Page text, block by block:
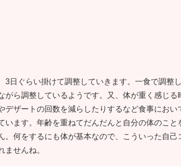
3日ぐらい掛けて調整していきます。一食で調整
がら調整しているようです。又、体が重く感じ
デザートの回数を減らしたりするなど食事におい
います。年齢を重ねてだんだんと自分の体のこ
。何をするにも体が基本なので、こういった自
ませんね。